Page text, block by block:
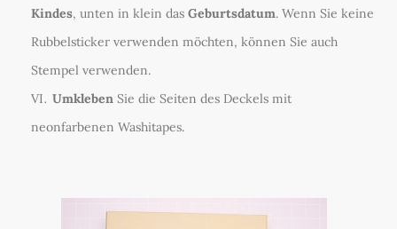
Kindes, unten in klein das Geburtsdatum. Wenn Sie keine
Rubbelsticker verwenden möchten, können Sie auch
Stempel verwenden.
Umkleben Sie die Seiten des Deckels mit
neonfarbenen Washitapes.